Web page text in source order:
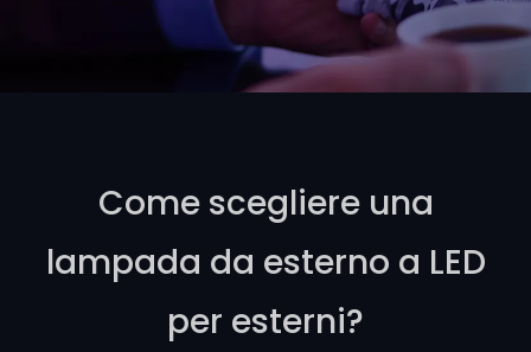
Come scegliere una
lampada da esterno a LED
per esterni?